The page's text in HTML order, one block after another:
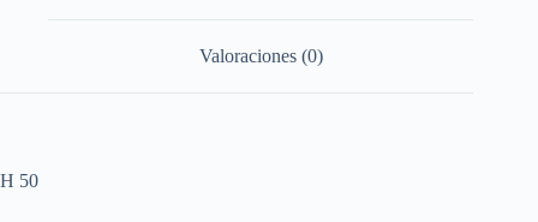
Valoraciones (0)
H 50